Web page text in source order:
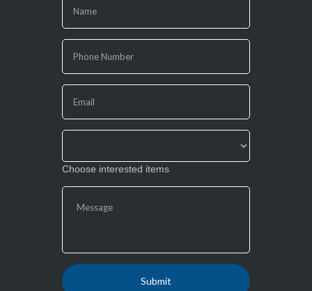
you
are
human,
leave
this
field
Choose interested items